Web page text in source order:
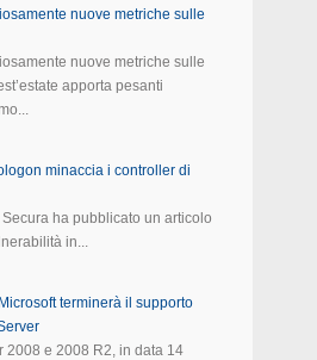
nuove metriche sulle
nuove metriche sulle
apporta pesanti
minaccia i controller di
ha pubblicato un articolo
in...
terminerà il supporto
2008 e 2008 R2, in data 14